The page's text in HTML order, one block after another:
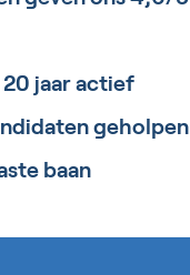
20 jaar actief
geholpen
baan